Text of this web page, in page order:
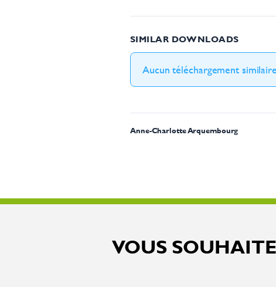
SIMILAR DOWNLOADS
Aucun téléchargement
Anne-Charlotte Arquembourg
VOUS